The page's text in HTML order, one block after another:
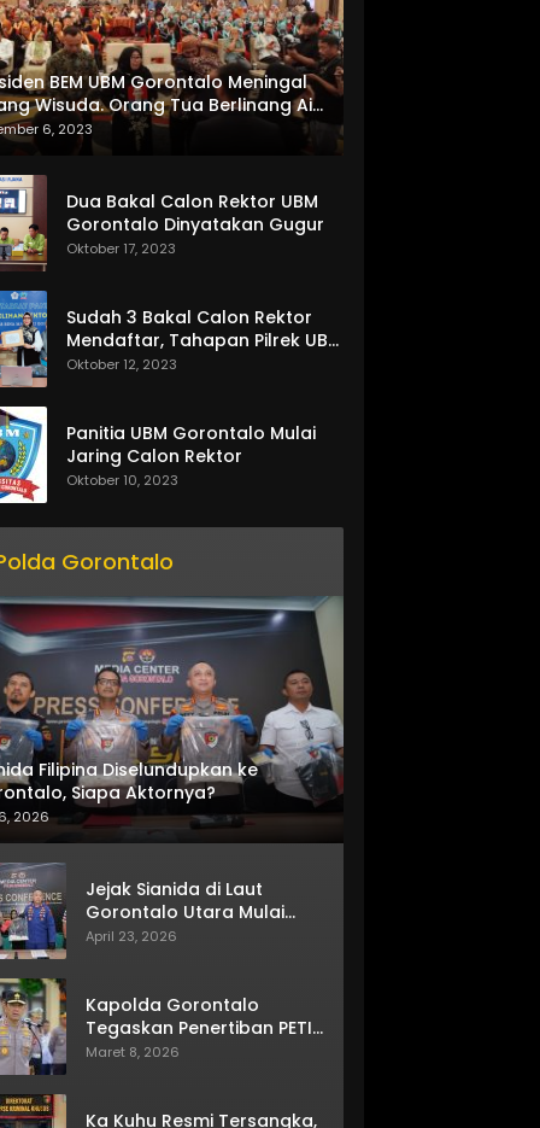
BEM UBM Gorontalo Meningal
Wisuda. Orang Tua Berlinang Air
Menerima SKL dan Pemasangan
6, 2023
Dua Bakal Calon Rektor UBM
Gorontalo Dinyatakan Gugur
Oktober 17, 2023
Sudah 3 Bakal Calon Rektor
Mendaftar, Tahapan Pilrek UBM
Gorontalo Makin Seru
Oktober 12, 2023
Panitia UBM Gorontalo Mulai
Jaring Calon Rektor
Oktober 10, 2023
Gorontalo
Filipina Diselundupkan ke
Siapa Aktornya?
2026
Jejak Sianida di Laut
Gorontalo Utara Mulai
Terkuak
April 23, 2026
Kapolda Gorontalo
Tegaskan Penertiban PETI
Terus Berjalan
Maret 8, 2026
Ka Kuhu Resmi Tersangka,